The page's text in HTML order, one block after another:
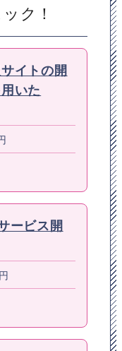
ク！
イトの開
いた
ービス開